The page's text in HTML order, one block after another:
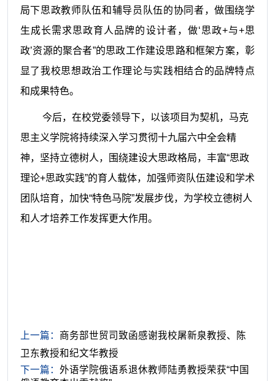
局下思政教师队伍和辅导员队伍的协同者，做围绕学
生成长需求思政育人品牌的设计者，做‘思政+与+思
政’资源的聚合者”的思政工作建设思路和框架方案，彰
显了我校思想政治工作理论与实践相结合的品牌特点
和成果特色。
今后， 在校党委领导下， 以该项目为契机， 马克
思主义学院将持续深入学习贯彻十九届六中全会精
神，坚持立德树人，
围绕建设大思政格局，丰富“思政
理论+思政实践”的育人载体，加强师资队伍建设和学术
团队培育，加快“特色马院”发展步伐，为学校立德树人
和人才培养工作发挥更大作用。
上一篇： 商务部世贸司致函感谢我校屠新泉教授、陈
卫东教授和纪文华教授
下一篇： 外语学院俄语系退休教师陆勇教授荣获“中国